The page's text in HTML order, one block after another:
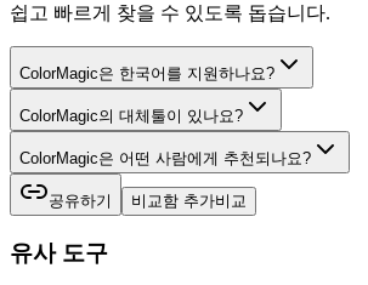
쉽고 빠르게 찾을 수 있도록 돕습니다.
ColorMagic은 한국어를 지원하나요?
ColorMagic의 대체툴이 있나요?
ColorMagic은 어떤 사람에게 추천되나요?
공유하기 비교함 추가비교
유사 도구